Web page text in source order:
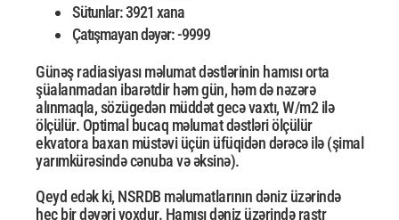
Sütunlar: 3921 xana
Çatışmayan dəyər: -9999
Günəş radiasiyası məlumat dəstlərinin hamısı orta
şüalanmadan ibarətdir həm gün, həm də nəzərə
alınmaqla, sözügedən müddət gecə vaxtı, W/m2 ilə
ölçülür. Optimal bucaq məlumat dəstləri ölçülür
ekvatora baxan müstəvi üçün üfüqidən dərəcə ilə (şimal
yarımkürəsində cənuba və əksinə).
Qeyd edək ki, NSRDB məlumatlarının dəniz üzərində
heç bir dəyəri yoxdur. Hamısı dəniz üzərində rastr